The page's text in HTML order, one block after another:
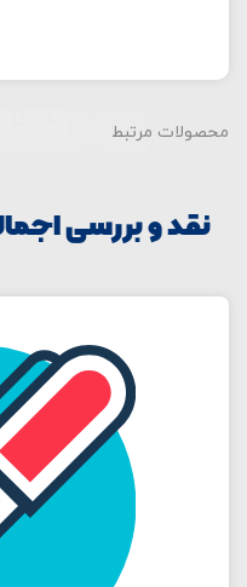
محصولات مرتبط
نقد و بررسی